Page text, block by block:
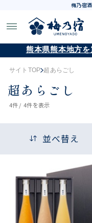
梅乃宿
熊本県熊本地方
サイトTOP 超あらごし
超あらごし
4件 / 4件を表示
並べ替え